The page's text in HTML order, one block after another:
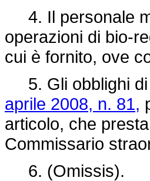
4. Il personale
operazioni di bio-
cui è fornito, ove
5. Gli obblighi di
aprile 2008, n. 81,
articolo, che
Commissario
6. (Omissis).